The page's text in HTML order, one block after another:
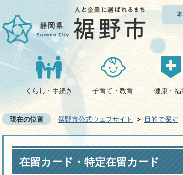
くらし・手続き 子育て・教育 健康・福
現在の位置 裾野市公式ウェブサイト 目的で探す
在留カード・特定在留カード